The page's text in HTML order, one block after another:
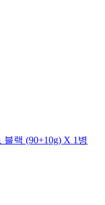
랙 (90+10g) X 1병